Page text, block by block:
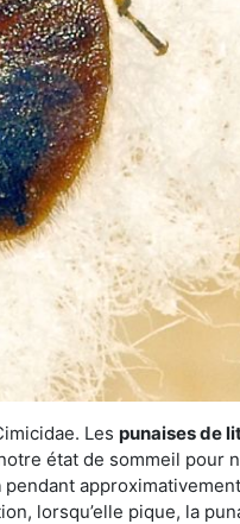
Les punaises de
état de sommeil pour
pendant
lorsqu’elle pique, la